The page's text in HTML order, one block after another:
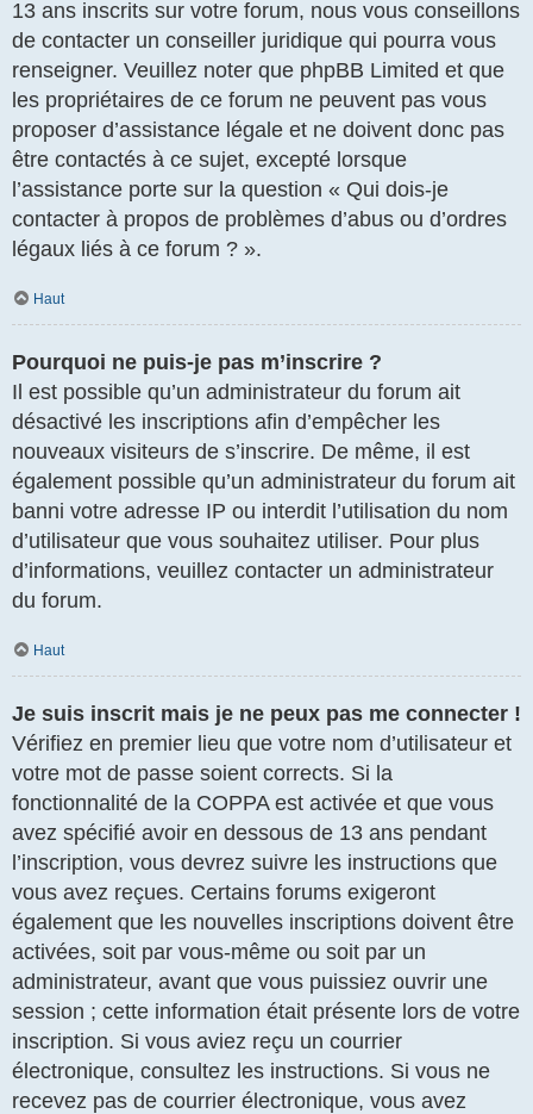
13 ans inscrits sur votre forum, nous vous conseillons
de contacter un conseiller juridique qui pourra vous
renseigner. Veuillez noter que phpBB Limited et que
les propriétaires de ce forum ne peuvent pas vous
proposer d’assistance légale et ne doivent donc pas
être contactés à ce sujet, excepté lorsque
l’assistance porte sur la question « Qui dois-je
contacter à propos de problèmes d’abus ou d’ordres
légaux liés à ce forum ? ».
Haut
Pourquoi ne puis-je pas m’inscrire ?
Il est possible qu’un administrateur du forum ait
désactivé les inscriptions afin d’empêcher les
nouveaux visiteurs de s’inscrire. De même, il est
également possible qu’un administrateur du forum ait
banni votre adresse IP ou interdit l’utilisation du nom
d’utilisateur que vous souhaitez utiliser. Pour plus
d’informations, veuillez contacter un administrateur
du forum.
Haut
Je suis inscrit mais je ne peux pas me connecter !
Vérifiez en premier lieu que votre nom d’utilisateur et
votre mot de passe soient corrects. Si la
fonctionnalité de la COPPA est activée et que vous
avez spécifié avoir en dessous de 13 ans pendant
l’inscription, vous devrez suivre les instructions que
vous avez reçues. Certains forums exigeront
également que les nouvelles inscriptions doivent être
activées, soit par vous-même ou soit par un
administrateur, avant que vous puissiez ouvrir une
session ; cette information était présente lors de votre
inscription. Si vous aviez reçu un courrier
électronique, consultez les instructions. Si vous ne
recevez pas de courrier électronique, vous avez